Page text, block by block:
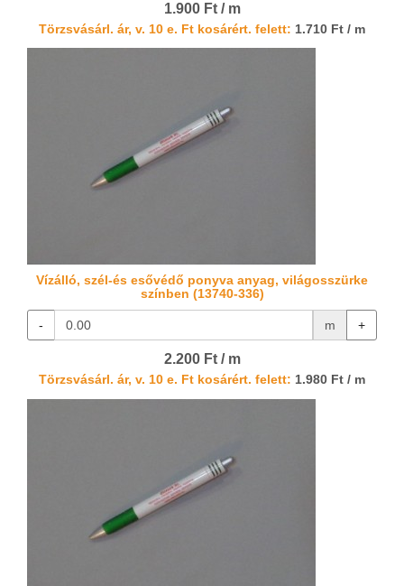
1.900 Ft / m
Törzsvásárl. ár, v. 10 e. Ft kosárért. felett: 1.710 Ft / m
Vízálló, szél-és esővédő ponyva anyag, világosszürke
színben (13740-336)
- m +
2.200 Ft / m
Törzsvásárl. ár, v. 10 e. Ft kosárért. felett: 1.980 Ft / m